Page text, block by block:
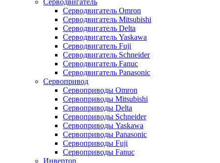
Серводвигатель
Серводвигатель Omron
Серводвигатель Mitsubishi
Серводвигатель Delta
Серводвигатель Yaskawa
Серводвигатель Fuji
Серводвигатель Schneider
Серводвигатель Fanuc
Серводвигатель Panasonic
Сервопривод
Сервоприводы Omron
Сервоприводы Mitsubishi
Сервоприводы Delta
Сервоприводы Schneider
Сервоприводы Yaskawa
Сервоприводы Panasonic
Сервоприводы Fuji
Сервоприводы Fanuc
Инвертор